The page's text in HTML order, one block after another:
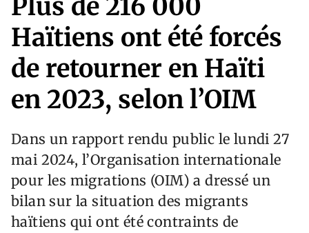
Plus de 216 000
Haïtiens ont été forcés
de retourner en Haïti
en 2023, selon l’OIM
Dans un rapport rendu public le lundi 27
mai 2024, l’Organisation internationale
pour les migrations (OIM) a dressé un
bilan sur la situation des migrants
haïtiens qui ont été contraints de